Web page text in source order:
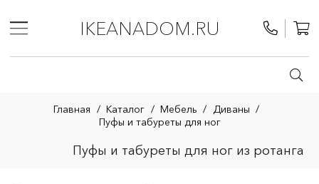
IKEANADOM.RU
Главная / Каталог / Мебель / Диваны /
Пуфы и табуреты для ног
Пуфы и табуреты для ног из ротанга